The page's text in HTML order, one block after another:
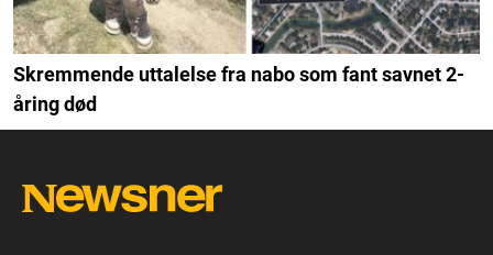
Skremmende uttalelse fra nabo som fant savnet 2-
åring død